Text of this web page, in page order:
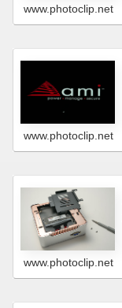
www.photoclip.net
www.photoclip.net
www.photoclip.net